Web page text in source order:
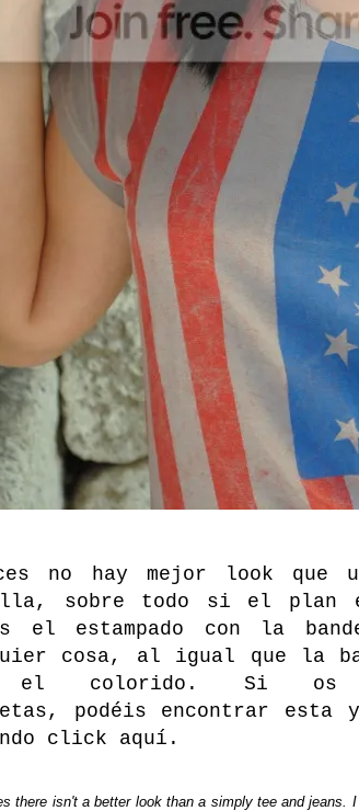
no hay mejor look que
sobre todo si el plan
el estampado con la
cosa, al igual que la
el colorido. Si os
podéis encontrar esta
click aquí .
there isn't a better look than a simply tee and